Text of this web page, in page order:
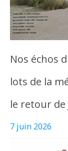
Nos échos
lots de la
le retour de
7 juin 2026